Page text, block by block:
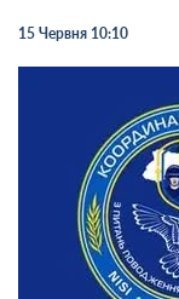
15 Червня 10:10